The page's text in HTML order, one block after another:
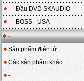
--- Đầu DVD SKAUDIO
--- BOSS - USA
-
Sản phẩm điện tử
Các sản phẩm khác
-